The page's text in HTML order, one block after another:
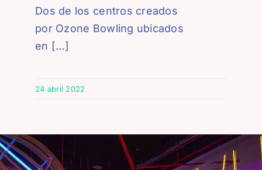
Dos de los centros creados
por Ozone Bowling ubicados
en […]
24 abril 2022